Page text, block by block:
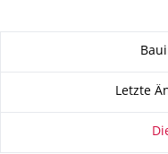
Letzte